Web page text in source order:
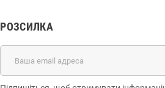
РОЗСИЛКА